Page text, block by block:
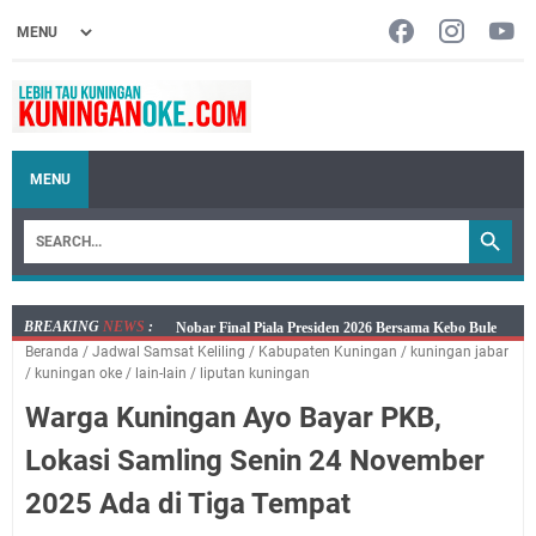
MENU
BREAKING NEWS :
Nobar Final Piala Presiden 2026 Bersama Kebo Bule
Sangat Seru
Polres Kuningan dan PAM Tirta Kamuning Salurakan
12 Ribu Liter
Uniku Jadi Tuan Rumah Pendampingan Penyusunan
Dokumen SPMI
Beranda / Jadwal Samsat Keliling / Kabupaten Kuningan / kuningan jabar
/ kuningan oke / lain-lain / liputan kuningan
Warga Kuningan Ayo Bayar PKB,
Lokasi Samling Senin 24 November
2025 Ada di Tiga Tempat